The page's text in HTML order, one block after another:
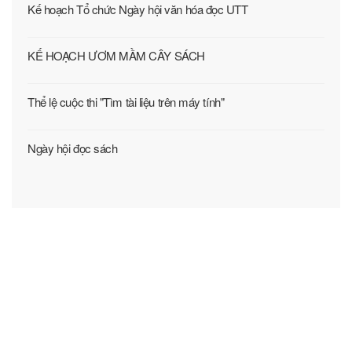
Kế hoạch Tổ chức Ngày hội văn hóa đọc UTT
KẾ HOẠCH ƯƠM MẦM CÂY SÁCH
Thể lệ cuộc thi "Tìm tài liệu trên máy tính"
Ngày hội đọc sách